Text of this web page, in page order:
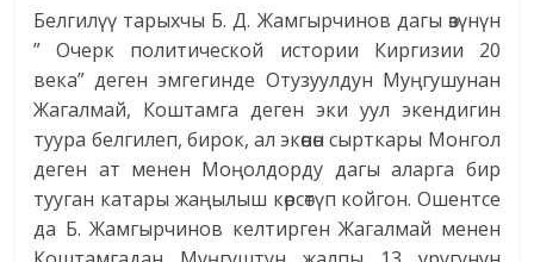
Белгилүү тарыхчы Б. Д. Жамгырчинов дагы өзүнүн
” Очерк политической истории Киргизии 20
века” деген эмгегинде Отузуулдун Муңгушунан
Жагалмай, Коштамга деген эки уул экендигин
туура белгилеп, бирок, ал экөөнөн сырткары Монгол
деген ат менен Моңолдорду дагы аларга бир
тууган катары жаңылыш көрсөтүп койгон. Ошентсе
да Б. Жамгырчинов келтирген Жагалмай менен